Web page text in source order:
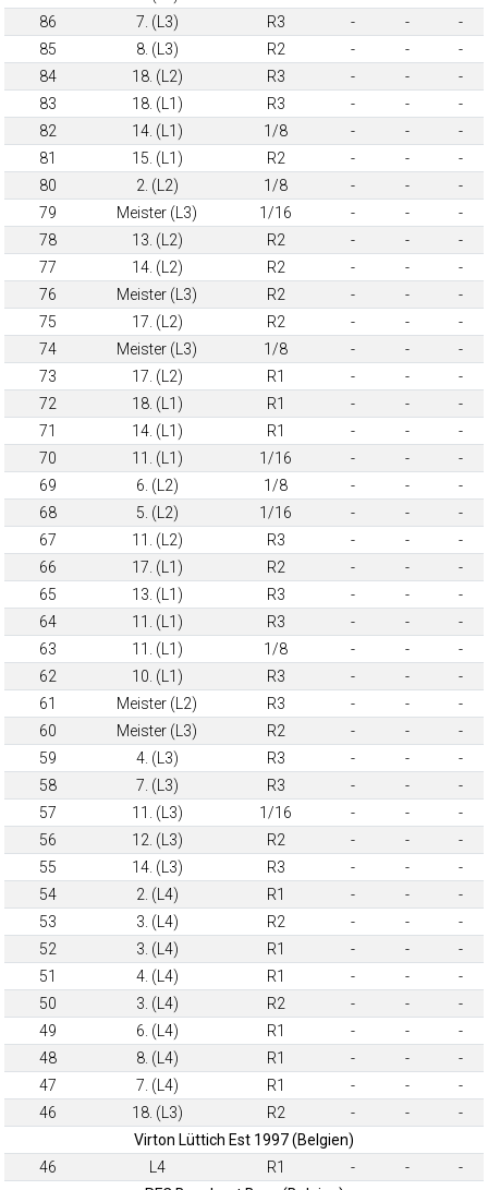
86
7. (L3) R3 - -
-
85
8. (L3) R2 - -
-
84
18. (L2) R3 - -
-
83
18. (L1) R3 - -
-
82
14. (L1) 1/8 - -
-
81
15. (L1) R2 - -
-
80
2. (L2) 1/8 - -
-
79
Meister (L3) 1/16 - -
-
78
13. (L2) R2 - -
-
77
14. (L2) R2 - -
-
76
Meister (L3) R2 - -
-
75
17. (L2) R2 - -
-
74
Meister (L3) 1/8 - -
-
73
17. (L2) R1 - -
-
72
18. (L1) R1 - -
-
71
14. (L1) R1 - -
-
70
11. (L1) 1/16 - -
-
69
6. (L2) 1/8 - -
-
68
5. (L2) 1/16 - -
-
67
11. (L2) R3 - -
-
66
17. (L1) R2 - -
-
65
13. (L1) R3 - -
-
64
11. (L1) R3 - -
-
63
11. (L1) 1/8 - -
-
62
10. (L1) R3 - -
-
61
Meister (L2) R3 - -
-
60
Meister (L3) R2 - -
-
59
4. (L3) R3 - -
-
58
7. (L3) R3 - -
-
57
11. (L3) 1/16 - -
-
56
12. (L3) R2 - -
-
55
14. (L3) R3 - -
-
54
2. (L4) R1 - -
-
53
3. (L4) R2 - -
-
52
3. (L4) R1 - -
-
51
4. (L4) R1 - -
-
50
3. (L4) R2 - -
-
49
6. (L4) R1 - -
-
48
8. (L4) R1 - -
-
47
7. (L4) R1 - -
-
46
18. (L3) R2 - -
-
Virton Lüttich Est 1997 (Belgien)
46
L4 R1 - -
-